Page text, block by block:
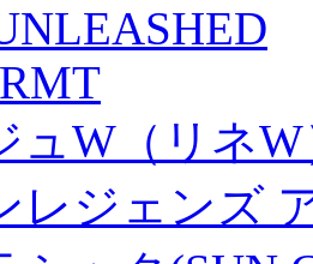
ュW（リネ
レジェンズ